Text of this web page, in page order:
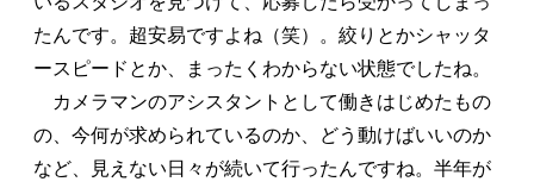
たんです。超安易ですよね（笑）。絞りとかシャッタ
ースピードとか、まったくわからない状態でしたね。
カメラマンのアシスタントとして働きはじめたもの
の、今何が求められているのか、どう動けばいいのか
など、見えない日々が続いて行ったんですね。半年が